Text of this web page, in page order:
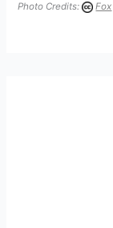
Photo Credits: Fox